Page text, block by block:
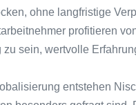
ohne langfristige
profitieren
sein, wertvolle
entstehen